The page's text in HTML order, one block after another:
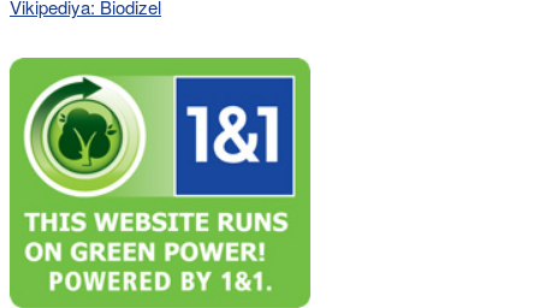
Vikipediya: Biodizel